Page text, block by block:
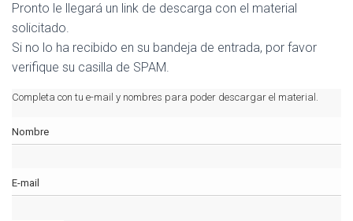
Pronto le llegará un link de descarga con el material
solicitado.
Si no lo ha recibido en su bandeja de entrada, por favor
verifique su casilla de SPAM.
Completa con tu e-mail y nombres para poder descargar el material.